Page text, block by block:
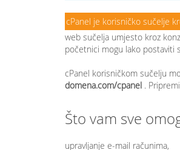
cPanel je korisničko sučelje
web sučelja umjesto kroz
početnici mogu lako postaviti
cPanel korisničkom sučelju
domena.com/cpanel .
Što vam sve
upravljanje e-mail računima,